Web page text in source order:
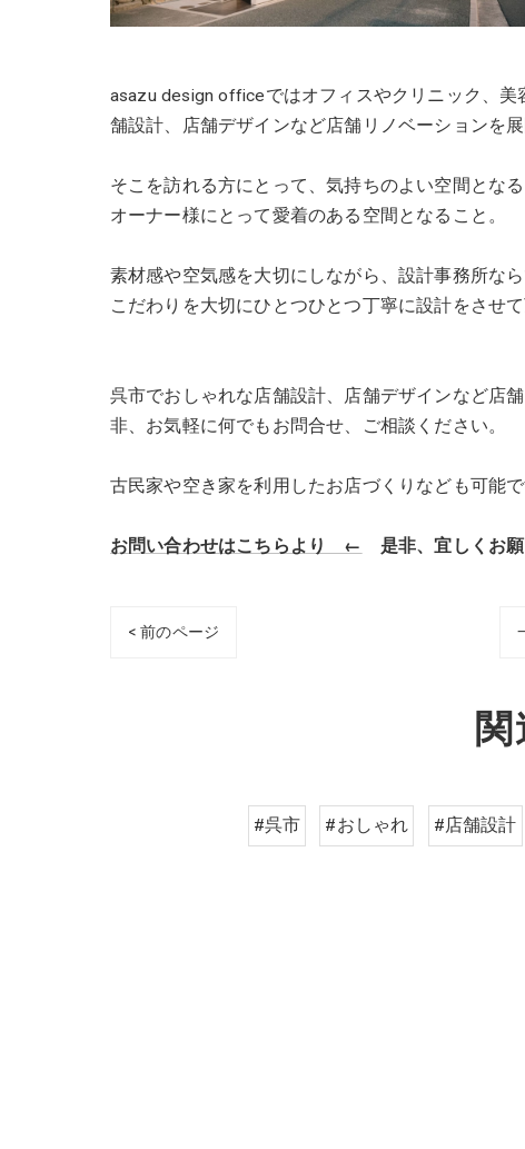
asazu design officeではオフィスやクリニック、
舗設計、店舗デザインなど店舗リノベーションを
そこを訪れる方にとって、気持ちのよい空間となる
オーナー様にとって愛着のある空間となること。
素材感や空気感を大切にしながら、設計事務所な
こだわりを大切にひとつひとつ丁寧に設計をさせて
呉市でおしゃれな店舗設計、店舗デザインなど店
非、お気軽に何でもお問合せ、ご相談ください。
古民家や空き家を利用したお店づくりなども可能で
お問い合わせはこちらより ← 是非、宜しくお願
< 前のページ
#呉市 #おしゃれ #店舗設計